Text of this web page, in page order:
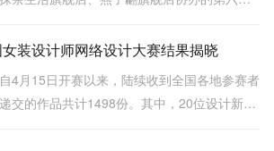
试以“设计众包”模式展开的设计大赛，欢迎各
女装设计师网络设计大赛结果揭晓
4月15日开赛以来，陆续收到全国各地参赛者
交的作品共计1498份。其中，20位设计新锐